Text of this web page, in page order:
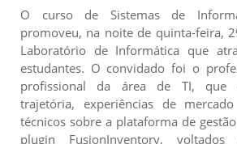
O curso de Sistemas de
promoveu, na noite de quinta-feira,
Laboratório de Informática que
estudantes. O convidado foi o
profissional da área de TI, que
trajetória, experiências de
técnicos sobre a plataforma de
plugin FusionInventory,